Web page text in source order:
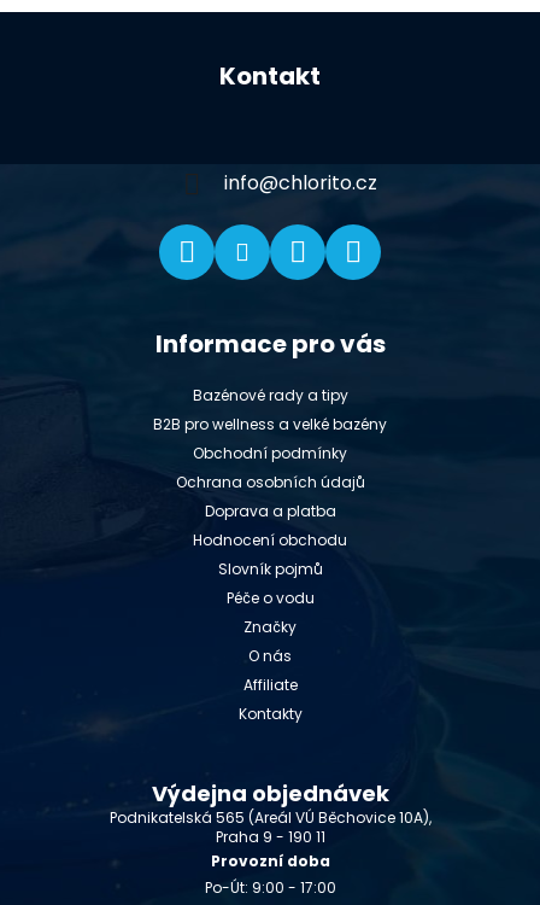
Z
Kontakt
info@chlorito.cz
Informace pro vás
Bazénové rady a tipy
B2B pro wellness a velké bazény
Obchodní podmínky
Ochrana osobních údajů
Doprava a platba
Hodnocení obchodu
Slovník pojmů
Péče o vodu
Značky
O nás
Affiliate
Kontakty
Výdejna objednávek
Podnikatelská 565 (Areál VÚ Běchovice 10A),
Praha 9 - 190 11
Provozní doba
Po-Út: 9:00 - 17:00